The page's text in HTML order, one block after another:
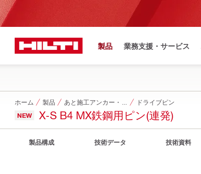
製品 業務支援・サービス
ホーム 製品 ドライブピン
NEW X-S B4 MX鉄鋼用ピン(連発)
製品構成 技術データ 技術資料